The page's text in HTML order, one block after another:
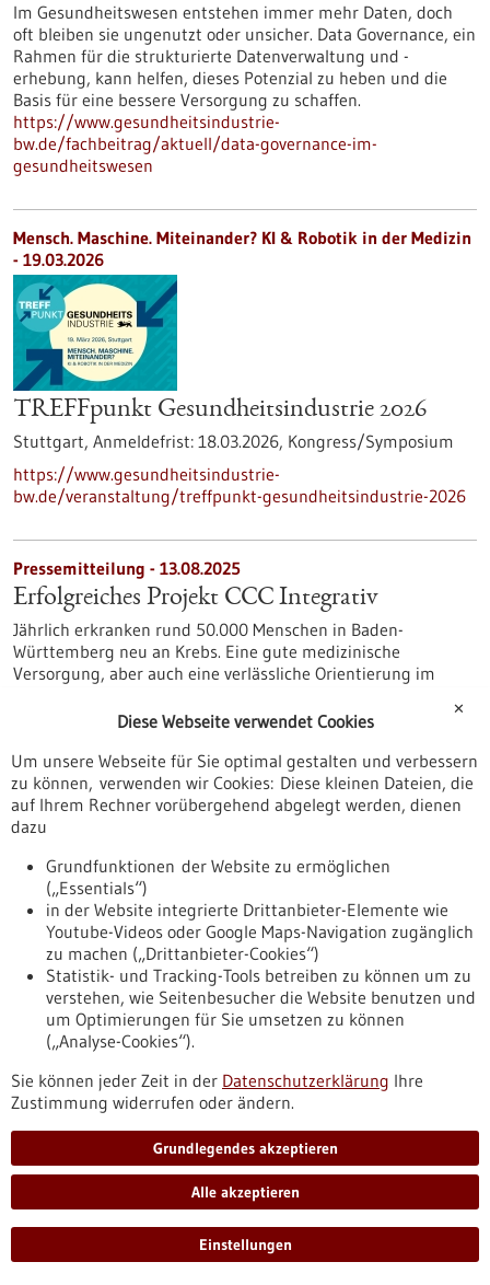
Im Gesundheitswesen entstehen immer mehr Daten, doch
oft bleiben sie ungenutzt oder unsicher. Data Governance, ein
Rahmen für die strukturierte Datenverwaltung und -
erhebung, kann helfen, dieses Potenzial zu heben und die
Basis für eine bessere Versorgung zu schaffen.
https://www.gesundheitsindustrie-
bw.de/fachbeitrag/aktuell/data-governance-im-
gesundheitswesen
Mensch. Maschine. Miteinander? KI & Robotik in der Medizin
- 19.03.2026
TREFFpunkt Gesundheitsindustrie 2026
Stuttgart, Anmeldefrist: 18.03.2026, Kongress/Symposium
https://www.gesundheitsindustrie-
bw.de/veranstaltung/treffpunkt-gesundheitsindustrie-2026
Pressemitteilung - 13.08.2025
Erfolgreiches Projekt CCC Integrativ
Jährlich erkranken rund 50.000 Menschen in Baden-
Württemberg neu an Krebs. Eine gute medizinische
Versorgung, aber auch eine verlässliche Orientierung im
entscheidend. Das durch den Innovationsfonds des
Integrativ hat ein umfassendes Beratungsangebot zu
Komplementärer Medizin und Pflege für onkologisch
erkrankte Menschen entwickelt.
https://www.gesundheitsindustrie-
Pressemitteilung - 12.08.2025
Biomarker für Insulinresistenz des Gehirns im
Blut entdeckt
Reagiert das Gehirn nicht mehr richtig auf Insulin, liegt eine
Insulinresistenz vor, die das Risiko für Übergewicht, Typ-2-
Diabetes und Alzheimer erhöht. Forschende des Deutschen
Zentrums für Diabetesforschung haben nun im Blut von
Personen ohne Typ-2-Diabetes epigenetische Veränderungen
entdeckt, die zeigen, wie gut das Gehirn auf Insulin anspricht.
Diese Marker könnten helfen, eine Insulinresistenz im Gehirn
mit einem Bluttest zu erkennen.
https://www.gesundheitsindustrie-
bw.de/fachbeitrag/pm/biomarker-fuer-insulinresistenz-des-
gehirns-im-blut-entdeckt
✕
Diese Webseite verwendet Cookies
Um unsere Webseite für Sie optimal gestalten und verbessern
zu können, verwenden wir Cookies: Diese kleinen Dateien, die
auf Ihrem Rechner vorübergehend abgelegt werden, dienen
dazu
Grundfunktionen der Website zu ermöglichen
(„Essentials“)
in der Website integrierte Drittanbieter-Elemente wie
Youtube-Videos oder Google Maps-Navigation zugänglich
zu machen („Drittanbieter-Cookies“)
Statistik- und Tracking-Tools betreiben zu können um zu
verstehen, wie Seitenbesucher die Website benutzen und
um Optimierungen für Sie umsetzen zu können
(„Analyse-Cookies“).
Sie können jeder Zeit in der Datenschutzerklärung Ihre
Zustimmung widerrufen oder ändern.
Grundlegendes akzeptieren
Alle akzeptieren
Einstellungen